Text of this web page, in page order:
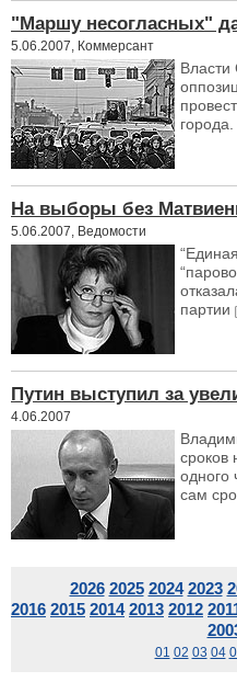
"Маршу несогласных"
5.06.2007, Коммерсант
Власти
города.
На выборы без
5.06.2007, Ведомости
партии
Путин выступил за
4.06.2007
сроков
одного
сам
2026 2025 2024 2023
2016 2015 2014 2013 2012
01 02 03 04